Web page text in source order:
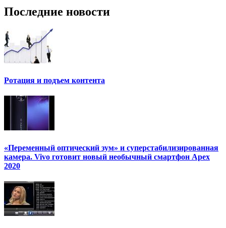
Последние новости
Ротация и подъем контента
«Переменный оптический зум» и суперстабилизированная
камера. Vivo готовит новый необычный смартфон Apex
2020